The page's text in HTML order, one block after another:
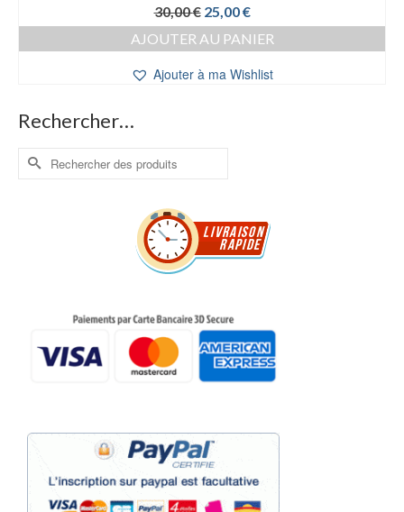
30,00€ Le
prix
initial
30,00 €.
25,00€Le
prix
actuel
25,00 €.
AJOUTER AU PANIER
Ajouter à ma Wishlist
Rechercher…
Rechercher :